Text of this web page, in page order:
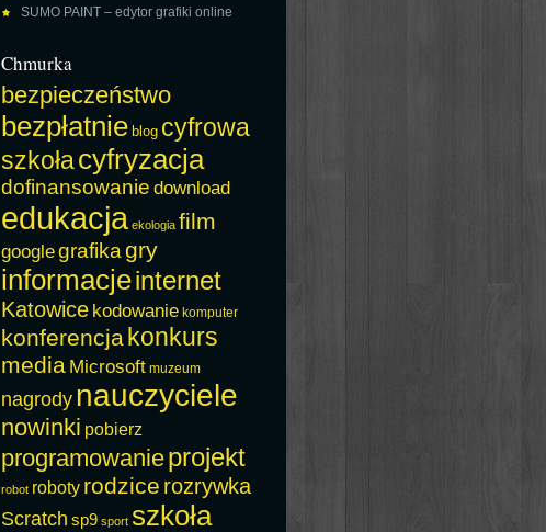
SUMO PAINT – edytor grafiki online
Chmurka
bezpieczeństwo
bezpłatnie blog cyfrowa
szkołacyfryzacja
dofinansowanie download
edukacja ekologia film
googlegrafikagry
informacjeinternet
Katowice kodowanie komputer
konferencjakonkurs
media Microsoft muzeum
nagrody nauczyciele
nowinki pobierz
programowanieprojekt
robot roboty rodzice rozrywka
Scratch sp9 sport szkoła